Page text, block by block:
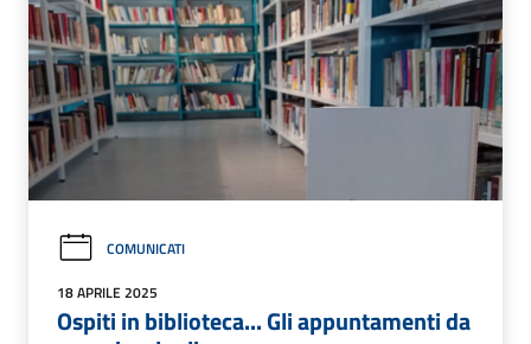
COMUNICATI
18 APRILE 2025
Ospiti in biblioteca... Gli appuntamenti da